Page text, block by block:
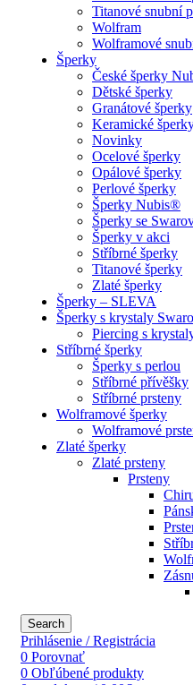
Titanové snubní
Wolfram
Wolframové
Šperky
České šperky
Dětské šperky
Granátové šperky
Keramické
Novinky
Ocelové šperky
Opálové šperky
Perlové šperky
Šperky Nubis®
Šperky se
Šperky v akci
Stříbrné šperky
Titanové šperky
Zlaté šperky
Šperky – SLEVA
Šperky s krystaly
Piercing s
Stříbrné šperky
Šperky s perlou
Stříbrné přívěšky
Stříbrné prsteny
Wolframové šperky
Wolframové
Zlaté šperky
Zlaté prsteny
Prsteny
Search
Prihlásenie / Registrácia
0 Porovnať
0 Obľúbené produkty